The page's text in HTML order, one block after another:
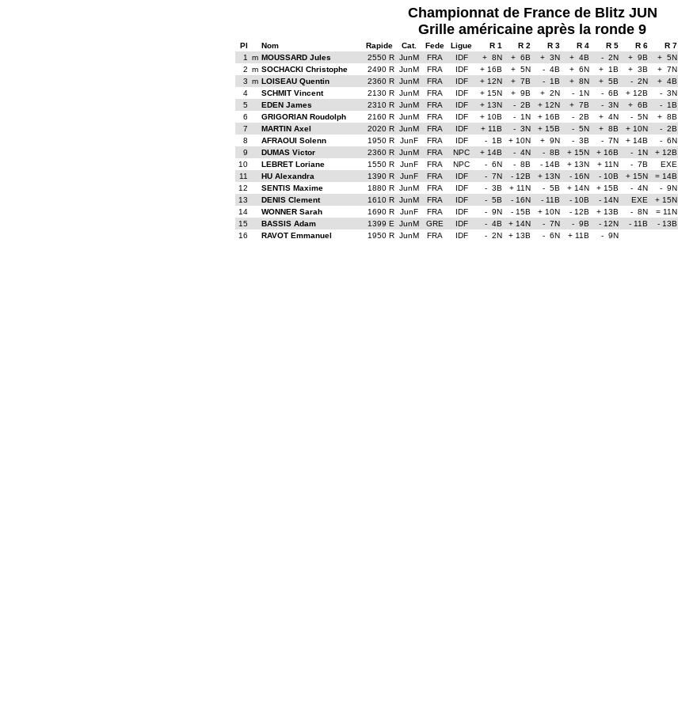
Championnat de France de Blitz JUN
Grille américaine après la ronde 9
Pl Nom Rapide Cat. Fede Ligue R 1 R 2 R 3 R 4 R 5 R 6 R 7
1
m MOUSSARD Jules 2550 R JunM FRA IDF + 8N + 6B + 3N + 4B - 2N + 9B + 5N
2 m SOCHACKI Christophe 2490 R JunM FRA IDF + 16B + 5N - 4B + 6N + 1B + 3B + 7N
3 m LOISEAU Quentin 2360 R JunM FRA IDF + 12N + 7B - 1B + 8N + 5B - 2N + 4B
4
SCHMIT Vincent 2130 R JunM FRA IDF + 15N + 9B + 2N - 1N - 6B + 12B - 3N
5
EDEN James 2310 R JunM FRA IDF + 13N - 2B + 12N + 7B - 3N + 6B - 1B
6
GRIGORIAN Roudolph 2160 R JunM FRA IDF + 10B - 1N + 16B - 2B + 4N - 5N + 8B
7
MARTIN Axel 2020 R JunM FRA IDF + 11B - 3N + 15B - 5N + 8B + 10N - 2B
8
AFRAOUI Solenn 1950 R JunF FRA IDF - 1B + 10N + 9N - 3B - 7N + 14B - 6N
9
DUMAS Victor 2360 R JunM FRA NPC + 14B - 4N - 8B + 15N + 16B - 1N + 12B
10
LEBRET Loriane 1550 R JunF FRA NPC - 6N - 8B - 14B + 13N + 11N - 7B EXE
11
HU Alexandra 1390 R JunF FRA IDF - 7N - 12B + 13N - 16N - 10B + 15N = 14B
12
SENTIS Maxime 1880 R JunM FRA IDF - 3B + 11N - 5B + 14N + 15B - 4N - 9N
13
DENIS Clement 1610 R JunM FRA IDF - 5B - 16N - 11B - 10B - 14N EXE + 15N
14
WONNER Sarah 1690 R JunF FRA IDF - 9N - 15B + 10N - 12B + 13B - 8N = 11N
15
BASSIS Adam 1399 E JunM GRE IDF - 4B + 14N - 7N - 9B - 12N - 11B - 13B
16
RAVOT Emmanuel 1950 R JunM FRA IDF - 2N + 13B - 6N + 11B - 9N